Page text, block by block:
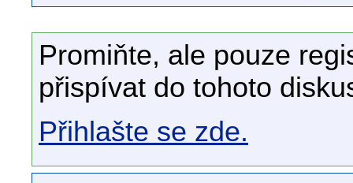
Promiňte, ale pouze
přispívat do tohoto
Přihlašte se zde.